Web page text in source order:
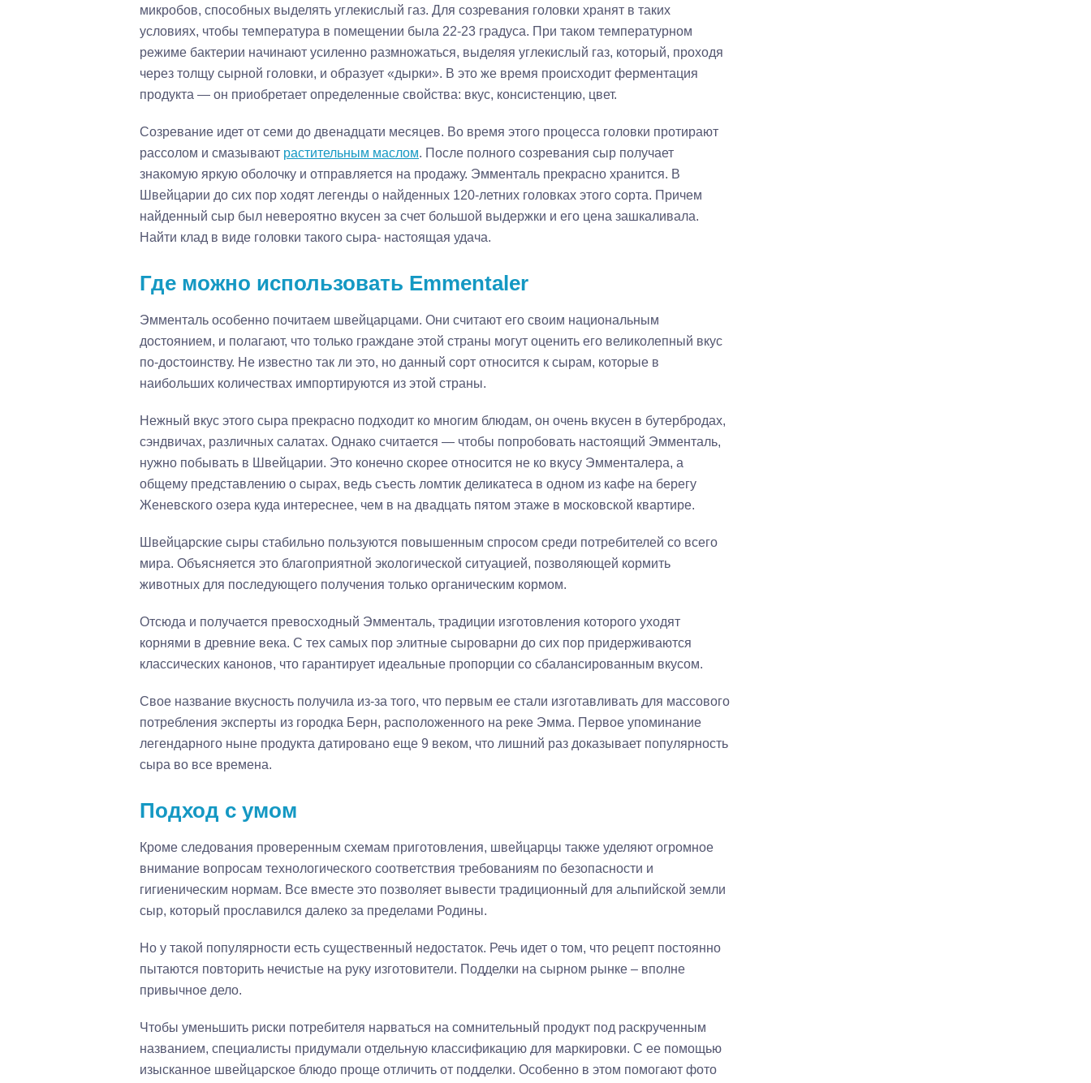
микробов, способных выделять углекислый газ. Для созревания головки хранят в таких
условиях, чтобы температура в помещении была 22-23 градуса. При таком температурном
режиме бактерии начинают усиленно размножаться, выделяя углекислый газ, который, проходя
через толщу сырной головки, и образует «дырки». В это же время происходит ферментация
продукта — он приобретает определенные свойства: вкус, консистенцию, цвет.
Созревание идет от семи до двенадцати месяцев. Во время этого процесса головки протирают
рассолом и смазывают растительным маслом. После полного созревания сыр получает
знакомую яркую оболочку и отправляется на продажу. Эмменталь прекрасно хранится. В
Швейцарии до сих пор ходят легенды о найденных 120-летних головках этого сорта. Причем
найденный сыр был невероятно вкусен за счет большой выдержки и его цена зашкаливала.
Найти клад в виде головки такого сыра- настоящая удача.
Где можно использовать Emmentaler
Эмменталь особенно почитаем швейцарцами. Они считают его своим национальным
достоянием, и полагают, что только граждане этой страны могут оценить его великолепный вкус
по-достоинству. Не известно так ли это, но данный сорт относится к сырам, которые в
наибольших количествах импортируются из этой страны.
Нежный вкус этого сыра прекрасно подходит ко многим блюдам, он очень вкусен в бутербродах,
сэндвичах, различных салатах. Однако считается — чтобы попробовать настоящий Эмменталь,
нужно побывать в Швейцарии. Это конечно скорее относится не ко вкусу Эмменталера, а
общему представлению о сырах, ведь съесть ломтик деликатеса в одном из кафе на берегу
Женевского озера куда интереснее, чем в на двадцать пятом этаже в московской квартире.
Швейцарские сыры стабильно пользуются повышенным спросом среди потребителей со всего
мира. Объясняется это благоприятной экологической ситуацией, позволяющей кормить
животных для последующего получения только органическим кормом.
Отсюда и получается превосходный Эмменталь, традиции изготовления которого уходят
корнями в древние века. С тех самых пор элитные сыроварни до сих пор придерживаются
классических канонов, что гарантирует идеальные пропорции со сбалансированным вкусом.
Свое название вкусность получила из-за того, что первым ее стали изготавливать для массового
потребления эксперты из городка Берн, расположенного на реке Эмма. Первое упоминание
легендарного ныне продукта датировано еще 9 веком, что лишний раз доказывает популярность
сыра во все времена.
Подход с умом
Кроме следования проверенным схемам приготовления, швейцарцы также уделяют огромное
внимание вопросам технологического соответствия требованиям по безопасности и
гигиеническим нормам. Все вместе это позволяет вывести традиционный для альпийской земли
сыр, который прославился далеко за пределами Родины.
Но у такой популярности есть существенный недостаток. Речь идет о том, что рецепт постоянно
пытаются повторить нечистые на руку изготовители. Подделки на сырном рынке – вполне
привычное дело.
Чтобы уменьшить риски потребителя нарваться на сомнительный продукт под раскрученным
названием, специалисты придумали отдельную классификацию для маркировки. С ее помощью
изысканное швейцарское блюдо проще отличить от подделки. Особенно в этом помогают фото